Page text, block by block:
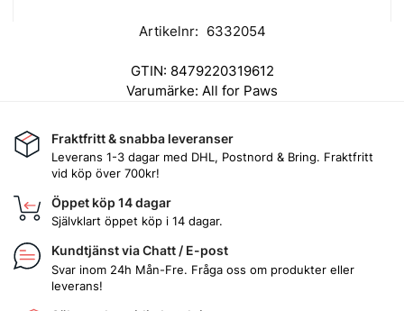
Artikelnr: 6332054
GTIN: 8479220319612
Varumärke: All for Paws
Fraktfritt & snabba leveranser
Leverans 1-3 dagar med DHL, Postnord & Bring. Fraktfritt
vid köp över 700kr!
Öppet köp 14 dagar
Självklart öppet köp i 14 dagar.
Kundtjänst via Chatt / E-post
Svar inom 24h Mån-Fre. Fråga oss om produkter eller
leverans!